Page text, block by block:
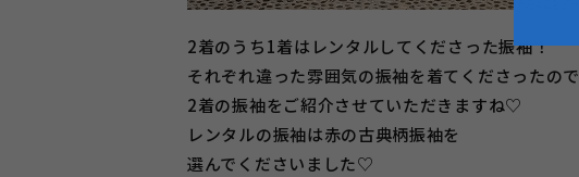
2着のうち1着はレンタルしてくださった振袖！
それぞれ違った雰囲気の振袖を着てくださったので
2着の振袖をご紹介させていただきますね♡
レンタルの振袖は赤の古典柄振袖を
選んでくださいました♡